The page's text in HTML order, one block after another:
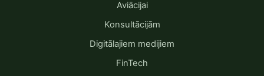
Aviācijai
Konsultācijām
Digitālajiem medijiem
FinTech